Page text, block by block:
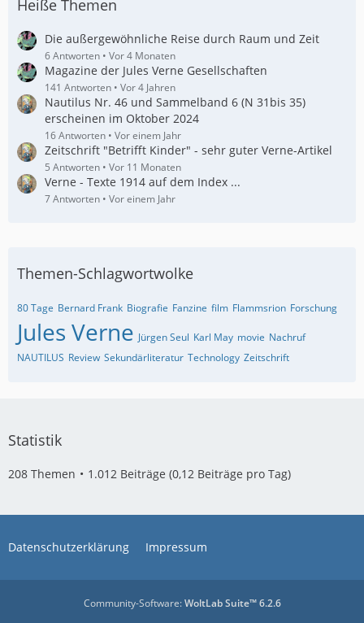
Heiße Themen
Die außergewöhnliche Reise durch Raum und Zeit
6 Antworten Vor 4 Monaten
Magazine der Jules Verne Gesellschaften
141 Antworten Vor 4 Jahren
Nautilus Nr. 46 und Sammelband 6 (N 31bis 35)
erscheinen im Oktober 2024
16 Antworten Vor einem Jahr
Zeitschrift "Betrifft Kinder" - sehr guter Verne-Artikel
5 Antworten Vor 11 Monaten
Verne - Texte 1914 auf dem Index ...
7 Antworten Vor einem Jahr
Themen-Schlagwortwolke
80 Tage Bernard Frank Biografie Fanzine film Flammsrion Forschung
Jules Verne Jürgen Seul Karl May movie Nachruf
NAUTILUS Review Sekundärliteratur Technology Zeitschrift
Statistik
208 Themen 1.012 Beiträge (0,12 Beiträge pro Tag)
Datenschutzerklärung Impressum
Community-Software:WoltLab Suite™ 6.2.6